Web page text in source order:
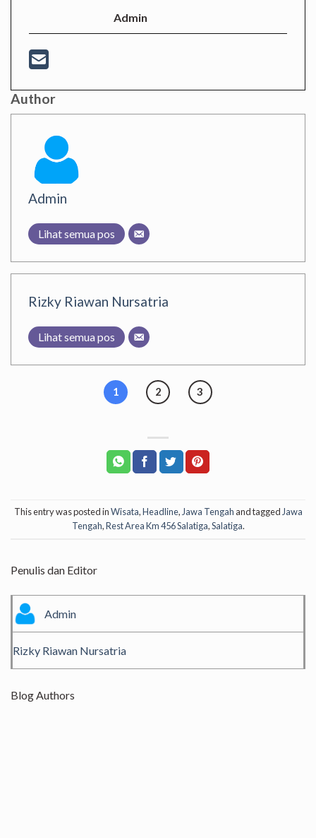
Admin
Author
Admin
Lihat semua pos
Rizky Riawan Nursatria
Lihat semua pos
1 2 3
This entry was posted inWisata,Headline,Jawa Tengah and taggedJawa
Tengah,Rest Area Km 456 Salatiga,Salatiga.
Penulis dan Editor
Admin
Rizky Riawan Nursatria
Blog Authors